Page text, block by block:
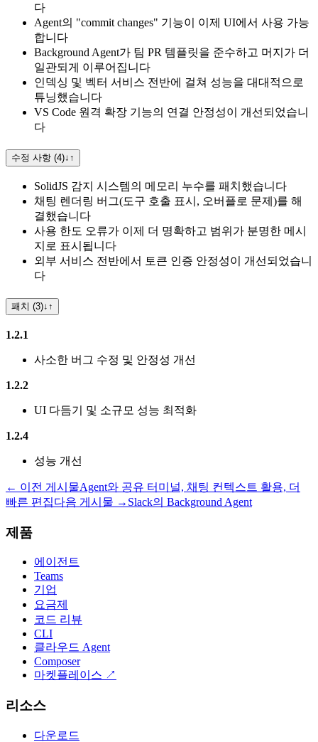
다
Agent의 "commit changes" 기능이 이제 UI에서 사용 가능
합니다
Background Agent가 팀 PR 템플릿을 준수하고 머지가 더
일관되게 이루어집니다
인덱싱 및 벡터 서비스 전반에 걸쳐 성능을 대대적으로
튜닝했습니다
VS Code 원격 확장 기능의 연결 안정성이 개선되었습니
다
수정 사항 (4)↓ ↑
SolidJS 감지 시스템의 메모리 누수를 패치했습니다
채팅 렌더링 버그(도구 호출 표시, 오버플로 문제)를 해
결했습니다
사용 한도 오류가 이제 더 명확하고 범위가 분명한 메시
지로 표시됩니다
외부 서비스 전반에서 토큰 인증 안정성이 개선되었습니
다
패치 (3)↓ ↑
1.2.1
사소한 버그 수정 및 안정성 개선
1.2.2
UI 다듬기 및 소규모 성능 최적화
1.2.4
성능 개선
← 이전 게시물Agent와 공유 터미널, 채팅 컨텍스트 활용, 더
빠른 편집다음 게시물 → Slack의 Background Agent
제품
에이전트
Teams
기업
요금제
코드 리뷰
CLI
클라우드 Agent
Composer
마켓플레이스 ↗
리소스
다운로드